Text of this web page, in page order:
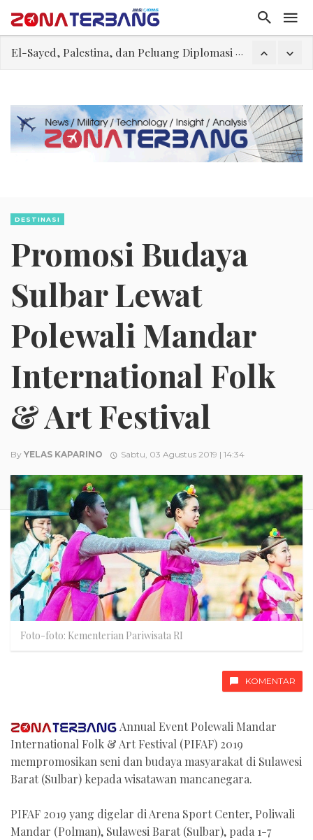
El-Sayed, Palestina, dan Peluang Diplomasi Prabowo
Trump Batasi Hak Kewarganegaraan Lewat Kelahiran dan Larang “Wisata Bersalin”
Sjafrie Sjamsoeddin: Jangan Sakiti Hati Rakyat
DESTINASI
Promosi Budaya
Sulbar Lewat
Polewali Mandar
International Folk
& Art Festival
By YELAS KAPARINO Sabtu, 03 Agustus 2019 | 14:34
Foto-foto: Kementerian Pariwisata RI
KOMENTAR
Annual Event Polewali Mandar
International Folk & Art Festival (PIFAF) 2019
mempromosikan seni dan budaya masyarakat di Sulawesi
Barat (Sulbar) kepada wisatawan mancanegara.
PIFAF 2019 yang digelar di Arena Sport Center, Poliwali
Mandar (Polman), Sulawesi Barat (Sulbar), pada 1-7